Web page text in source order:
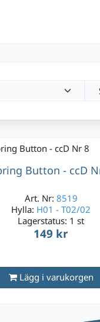
Button - ccD
Art. Nr: 8519
Hylla: H01 - T02/02
Lagerstatus: 1 st
149 kr
Lägg i varukorgen